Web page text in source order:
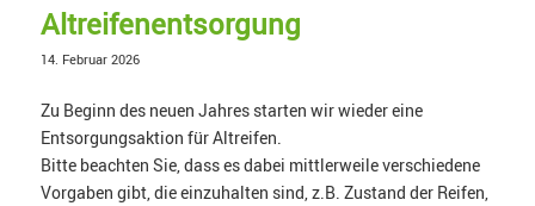
Altreifenentsorgung
14. Februar 2026
Zu Beginn des neuen Jahres starten wir wieder eine
Entsorgungsaktion für Altreifen.
Bitte beachten Sie, dass es dabei mittlerweile verschiedene
Vorgaben gibt, die einzuhalten sind, z.B. Zustand der Reifen,